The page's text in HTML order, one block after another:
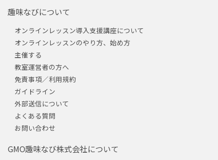
趣味なびについて
オンラインレッスン導入支援講座について
オンラインレッスンのやり方、始め方
主催する
教室運営者の方へ
免責事項／利用規約
ガイドライン
外部送信について
よくある質問
お問い合わせ
GMO趣味なび株式会社について